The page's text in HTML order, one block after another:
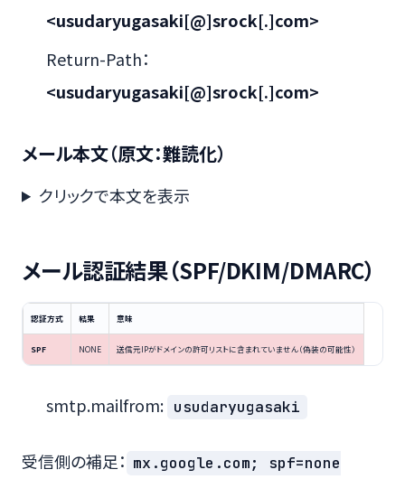
<usudaryugasaki[@]srock[.]com>
Return-Path：
<usudaryugasaki[@]srock[.]com>
メール本文（原文：難読化）
クリックで本文を表示
メール認証結果（SPF/DKIM/DMARC）
認証方式 結果 意味
SPF NONE 送信元IPがドメインの許可リストに含まれていません（偽装の可能性）
smtp.mailfrom: usudaryugasaki
受信側の補足： mx.google.com; spf=none